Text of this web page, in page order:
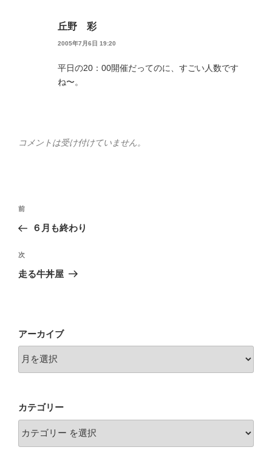
丘野 彩
2005年7月6日 19:20
平日の20：00開催だってのに、すごい人数です
ね〜。
コメントは受け付けていません。
投
ナ
ビ
ゲ
ン
前
の
稿
前
６月も終わり
次
の
次
走る牛丼屋
アーカイブ
カテゴリー